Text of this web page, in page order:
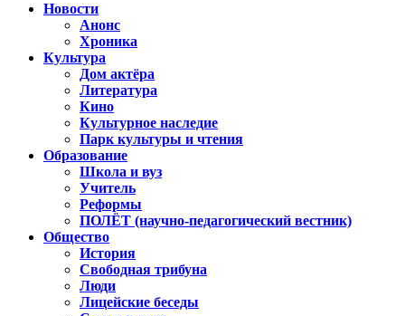
Новости
Анонс
Хроника
Культура
Дом актёра
Литература
Кино
Культурное наследие
Парк культуры и чтения
Образование
Школа и вуз
Учитель
Реформы
ПОЛЁТ (научно-педагогический вестник)
Общество
История
Свободная трибуна
Люди
Лицейские беседы